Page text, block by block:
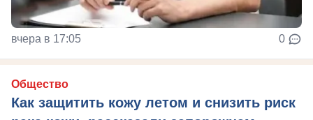
вчера в 17:05 0
Общество
Как защитить кожу летом и снизить риск